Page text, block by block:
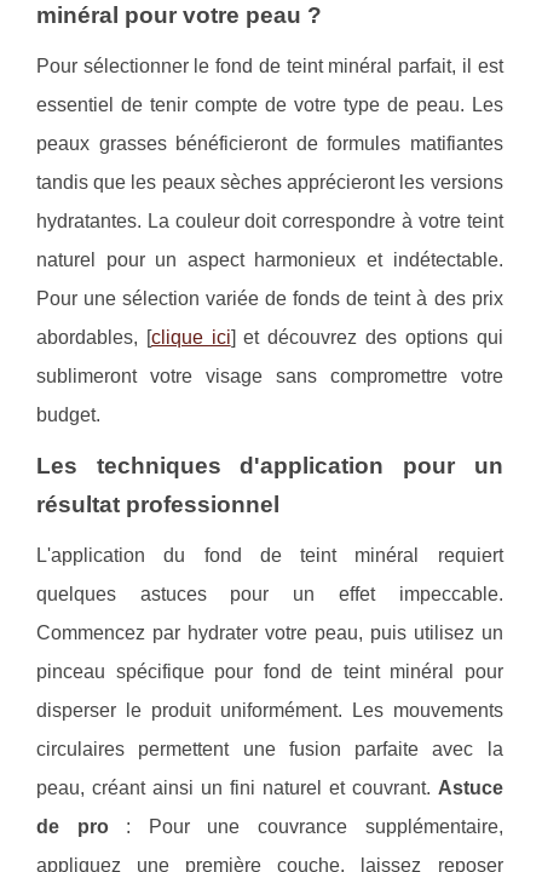
minéral pour votre peau ?
Pour sélectionner le fond de teint minéral parfait, il est
essentiel de tenir compte de votre type de peau. Les
peaux grasses bénéficieront de formules matifiantes
tandis que les peaux sèches apprécieront les versions
hydratantes. La couleur doit correspondre à votre teint
naturel pour un aspect harmonieux et indétectable.
Pour une sélection variée de fonds de teint à des prix
abordables, [clique ici] et découvrez des options qui
sublimeront votre visage sans compromettre votre
budget.
Les techniques d'application pour un
résultat professionnel
L'application du fond de teint minéral requiert
quelques astuces pour un effet impeccable.
Commencez par hydrater votre peau, puis utilisez un
pinceau spécifique pour fond de teint minéral pour
disperser le produit uniformément. Les mouvements
circulaires permettent une fusion parfaite avec la
peau, créant ainsi un fini naturel et couvrant. Astuce
de pro: Pour une couvrance supplémentaire,
appliquez une première couche, laissez reposer